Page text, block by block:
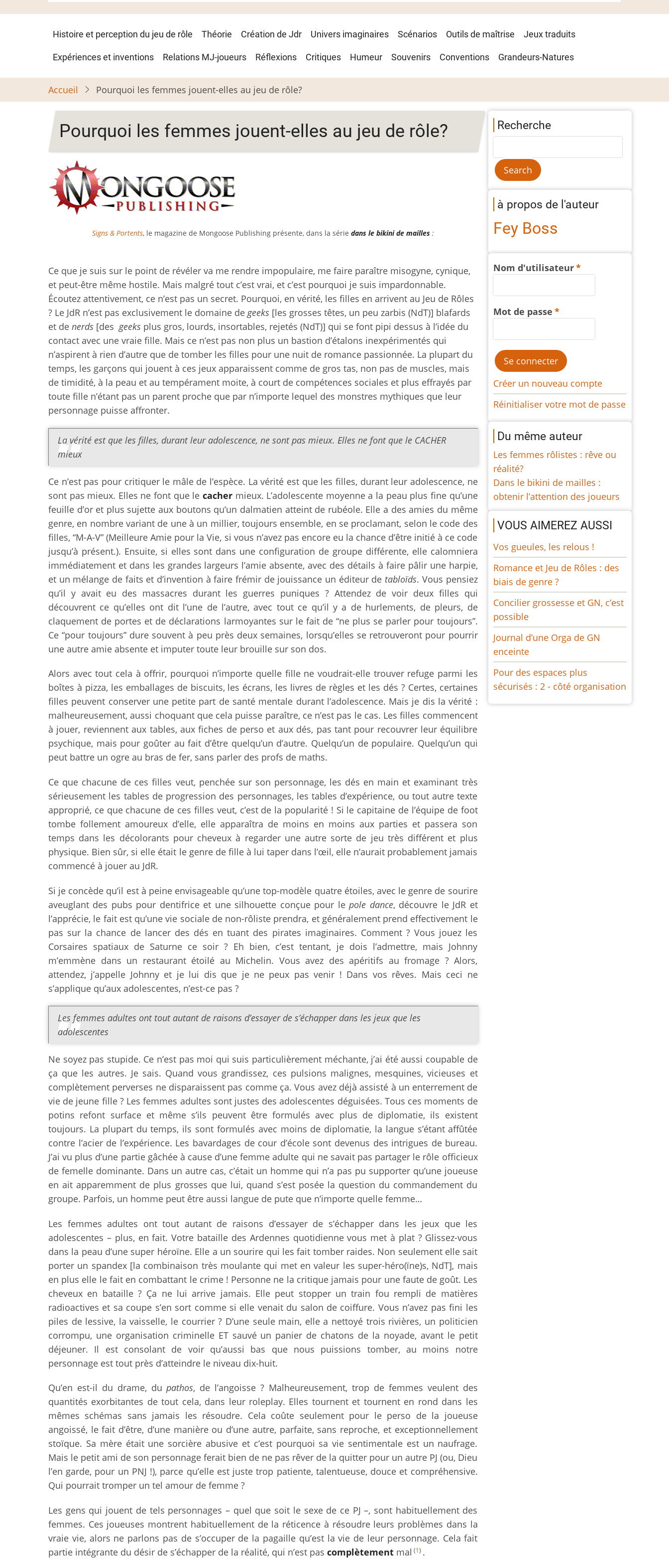
Navigation
principale
Histoire et perception du jeu de rôle Théorie Création de Jdr Univers imaginaires Scénarios Outils de maîtrise Jeux traduits
Expériences et inventions Relations MJ-joueurs Réflexions Critiques Humeur Souvenirs Conventions Grandeurs-Natures
Accueil Pourquoi les femmes jouent-elles au jeu de rôle?
Pourquoi les femmes jouent-elles au jeu de rôle?
Signs & Portents, le magazine de Mongoose Publishing présente, dans la série dans le bikini de mailles:
Ce que je suis sur le point de révéler va me rendre impopulaire, me faire paraître misogyne, cynique,
et peut-être même hostile. Mais malgré tout c’est vrai, et c’est pourquoi je suis impardonnable.
Écoutez attentivement, ce n’est pas un secret. Pourquoi, en vérité, les filles en arrivent au Jeu de Rôles
? Le JdR n’est pas exclusivement le domaine degeeks [les grosses têtes, un peu zarbis (NdT)] blafards
et de nerds [desgeeks plus gros, lourds, insortables, rejetés (NdT)] qui se font pipi dessus à l’idée du
contact avec une vraie fille. Mais ce n’est pas non plus un bastion d’étalons inexpérimentés qui
n’aspirent à rien d’autre que de tomber les filles pour une nuit de romance passionnée. La plupart du
temps, les garçons qui jouent à ces jeux apparaissent comme de gros tas, non pas de muscles, mais
de timidité, à la peau et au tempérament moite, à court de compétences sociales et plus effrayés par
toute fille n’étant pas un parent proche que par n’importe lequel des monstres mythiques que leur
personnage puisse affronter.
La vérité est que les filles, durant leur adolescence, ne sont pas mieux. Elles ne font que le CACHER
mieux
Ce n’est pas pour critiquer le mâle de l’espèce. La vérité est que les filles, durant leur adolescence, ne
sont pas mieux. Elles ne font que le cachermieux. L’adolescente moyenne a la peau plus fine qu’une
feuille d’or et plus sujette aux boutons qu’un dalmatien atteint de rubéole. Elle a des amies du même
genre, en nombre variant de une à un millier, toujours ensemble, en se proclamant, selon le code des
filles, “M-A-V” (Meilleure Amie pour la Vie, si vous n’avez pas encore eu la chance d’être initié à ce code
jusqu’à présent.). Ensuite, si elles sont dans une configuration de groupe différente, elle calomniera
immédiatement et dans les grandes largeurs l’amie absente, avec des détails à faire pâlir une harpie,
et un mélange de faits et d’invention à faire frémir de jouissance un éditeur de tabloïds. Vous pensiez
qu’il y avait eu des massacres durant les guerres puniques ? Attendez de voir deux filles qui
découvrent ce qu’elles ont dit l’une de l’autre, avec tout ce qu’il y a de hurlements, de pleurs, de
claquement de portes et de déclarations larmoyantes sur le fait de “ne plus se parler pour toujours”.
Ce “pour toujours” dure souvent à peu près deux semaines, lorsqu’elles se retrouveront pour pourrir
une autre amie absente et imputer toute leur brouille sur son dos.
Alors avec tout cela à offrir, pourquoi n’importe quelle fille ne voudrait-elle trouver refuge parmi les
boîtes à pizza, les emballages de biscuits, les écrans, les livres de règles et les dés ? Certes, certaines
filles peuvent conserver une petite part de santé mentale durant l’adolescence. Mais je dis la vérité :
malheureusement, aussi choquant que cela puisse paraître, ce n’est pas le cas. Les filles commencent
à jouer, reviennent aux tables, aux fiches de perso et aux dés, pas tant pour recouvrer leur équilibre
psychique, mais pour goûter au fait d’être quelqu’un d’autre. Quelqu’un de populaire. Quelqu’un qui
peut battre un ogre au bras de fer, sans parler des profs de maths.
Ce que chacune de ces filles veut, penchée sur son personnage, les dés en main et examinant très
sérieusement les tables de progression des personnages, les tables d’expérience, ou tout autre texte
approprié, ce que chacune de ces filles veut, c’est de la popularité ! Si le capitaine de l’équipe de foot
tombe follement amoureux d’elle, elle apparaîtra de moins en moins aux parties et passera son
temps dans les décolorants pour cheveux à regarder une autre sorte de jeu très différent et plus
physique. Bien sûr, si elle était le genre de fille à lui taper dans l’œil, elle n’aurait probablement jamais
commencé à jouer au JdR.
Si je concède qu’il est à peine envisageable qu’une top-modèle quatre étoiles, avec le genre de sourire
aveuglant des pubs pour dentifrice et une silhouette conçue pour lepole dance, découvre le JdR et
l’apprécie, le fait est qu’une vie sociale de non-rôliste prendra, et généralement prend effectivement le
pas sur la chance de lancer des dés en tuant des pirates imaginaires. Comment ? Vous jouez les
Corsaires spatiaux de Saturne ce soir ? Eh bien, c’est tentant, je dois l’admettre, mais Johnny
m’emmène dans un restaurant étoilé au Michelin. Vous avez des apéritifs au fromage ? Alors,
attendez, j’appelle Johnny et je lui dis que je ne peux pas venir ! Dans vos rêves. Mais ceci ne
s’applique qu’aux adolescentes, n’est-ce pas ?
Les femmes adultes ont tout autant de raisons d’essayer de s’échapper dans les jeux que les
adolescentes
Ne soyez pas stupide. Ce n’est pas moi qui suis particulièrement méchante, j’ai été aussi coupable de
ça que les autres. Je sais. Quand vous grandissez, ces pulsions malignes, mesquines, vicieuses et
complètement perverses ne disparaissent pas comme ça. Vous avez déjà assisté à un enterrement de
vie de jeune fille ? Les femmes adultes sont justes des adolescentes déguisées. Tous ces moments de
potins refont surface et même s’ils peuvent être formulés avec plus de diplomatie, ils existent
toujours. La plupart du temps, ils sont formulés avec moins de diplomatie, la langue s’étant affûtée
contre l’acier de l’expérience. Les bavardages de cour d’école sont devenus des intrigues de bureau.
J’ai vu plus d’une partie gâchée à cause d’une femme adulte qui ne savait pas partager le rôle officieux
de femelle dominante. Dans un autre cas, c’était un homme qui n’a pas pu supporter qu’une joueuse
en ait apparemment de plus grosses que lui, quand s’est posée la question du commandement du
groupe. Parfois, un homme peut être aussi langue de pute que n’importe quelle femme…
Les femmes adultes ont tout autant de raisons d’essayer de s’échapper dans les jeux que les
adolescentes – plus, en fait. Votre bataille des Ardennes quotidienne vous met à plat ? Glissez-vous
dans la peau d’une super héroïne. Elle a un sourire qui les fait tomber raides. Non seulement elle sait
porter un spandex [la combinaison très moulante qui met en valeur les super-héro(ïne)s, NdT], mais
en plus elle le fait en combattant le crime ! Personne ne la critique jamais pour une faute de goût. Les
cheveux en bataille ? Ça ne lui arrive jamais. Elle peut stopper un train fou rempli de matières
radioactives et sa coupe s’en sort comme si elle venait du salon de coiffure. Vous n’avez pas fini les
piles de lessive, la vaisselle, le courrier ? D’une seule main, elle a nettoyé trois rivières, un politicien
corrompu, une organisation criminelle ET sauvé un panier de chatons de la noyade, avant le petit
déjeuner. Il est consolant de voir qu’aussi bas que nous puissions tomber, au moins notre
personnage est tout près d’atteindre le niveau dix-huit.
Qu’en est-il du drame, dupathos, de l’angoisse ? Malheureusement, trop de femmes veulent des
quantités exorbitantes de tout cela, dans leur roleplay. Elles tournent et tournent en rond dans les
mêmes schémas sans jamais les résoudre. Cela coûte seulement pour le perso de la joueuse
angoissé, le fait d’être, d’une manière ou d’une autre, parfaite, sans reproche, et exceptionnellement
stoïque. Sa mère était une sorcière abusive et c’est pourquoi sa vie sentimentale est un naufrage.
Mais le petit ami de son personnage ferait bien de ne pas rêver de la quitter pour un autre PJ (ou, Dieu
l’en garde, pour un PNJ !), parce qu’elle est juste trop patiente, talentueuse, douce et compréhensive.
Qui pourrait tromper un tel amour de femme ?
Les gens qui jouent de tels personnages – quel que soit le sexe de ce PJ –, sont habituellement des
femmes. Ces joueuses montrent habituellement de la réticence à résoudre leurs problèmes dans la
vraie vie, alors ne parlons pas de s’occuper de la pagaille qu’est la vie de leur personnage. Cela fait
partie intégrante du désir de s’échapper de la réalité, qui n’est pas complètement mal (1) .
Recherche
à propos de l'auteur
Fey Boss
Nom d'utilisateur
Mot de passe
Créer un nouveau compte
Réinitialiser votre mot de passe
Du même auteur
Les femmes rôlistes : rêve ou
réalité?
Dans le bikini de mailles :
obtenir l’attention des joueurs
VOUS AIMEREZ AUSSI
Vos gueules, les relous !
Romance et Jeu de Rôles : des
biais de genre ?
Concilier grossesse et GN, c’est
possible
Journal d’une Orga de GN
enceinte
Pour des espaces plus
sécurisés : 2 - côté organisation